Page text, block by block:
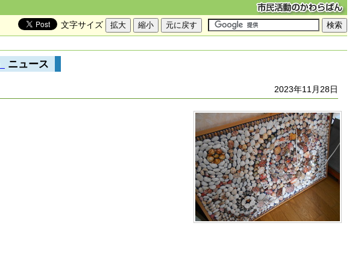
文字サイズ
ニュース
2023年11月28日